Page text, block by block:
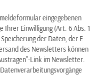
eingegebenen
Einwilligung (Art. 6 Abs. 1
der Daten, der E-
des Newsletters können
Link im Newsletter.